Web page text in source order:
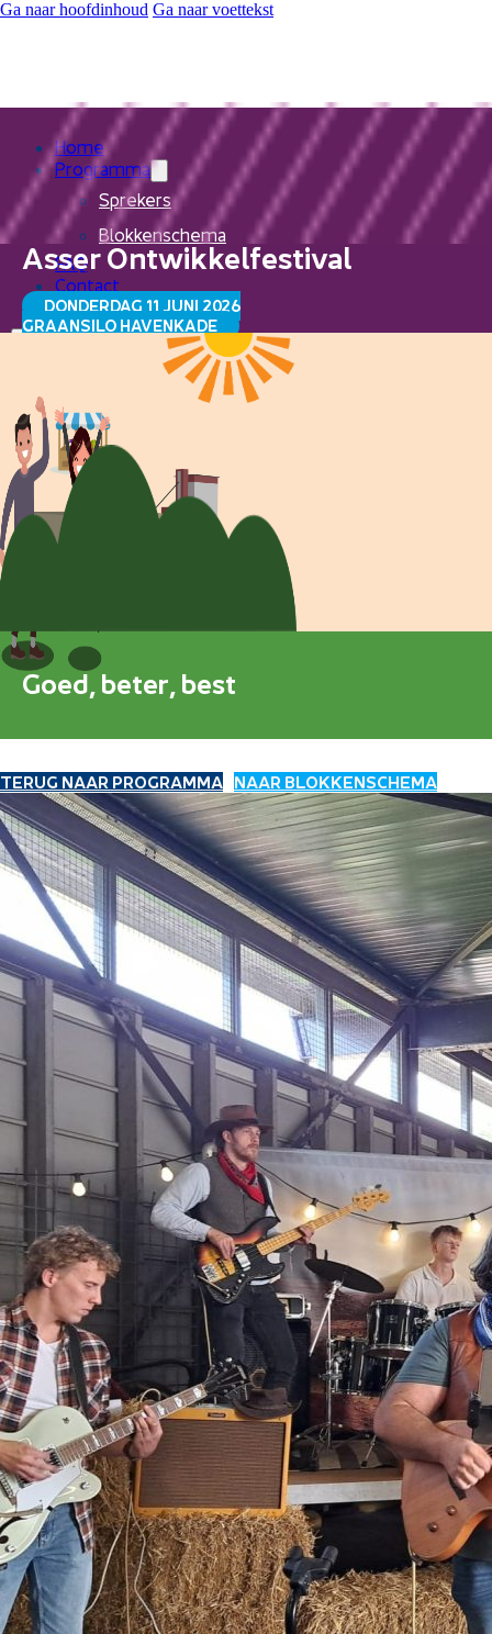
Ga naar hoofdinhoud Ga naar voettekst
Home
Programma
Sprekers
Blokkenschema
FAQ
Contact
Home
Programma
Sprekers
Blokkenschema
Asser Ontwikkelfestival
DONDERDAG 11 JUNI 2026
GRAANSILO HAVENKADE
Goed, beter, best
TERUG NAAR PROGRAMMA NAAR BLOKKENSCHEMA